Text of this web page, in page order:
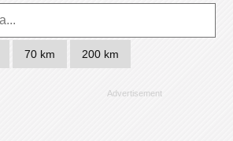
70 km 200 km